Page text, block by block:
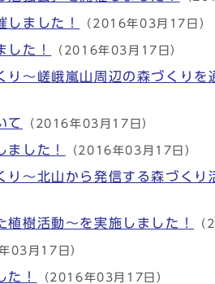
しました！ （2016年03月17日）
した！ （2016年03月17日）
～嵯峨嵐山周辺の森づくりを
て （2016年03月17日）
ました！ （2016年03月17日）
～北山から発信する森づくり
樹活動～を実施しました！ （
03月17日）
！ （2016年03月17日）